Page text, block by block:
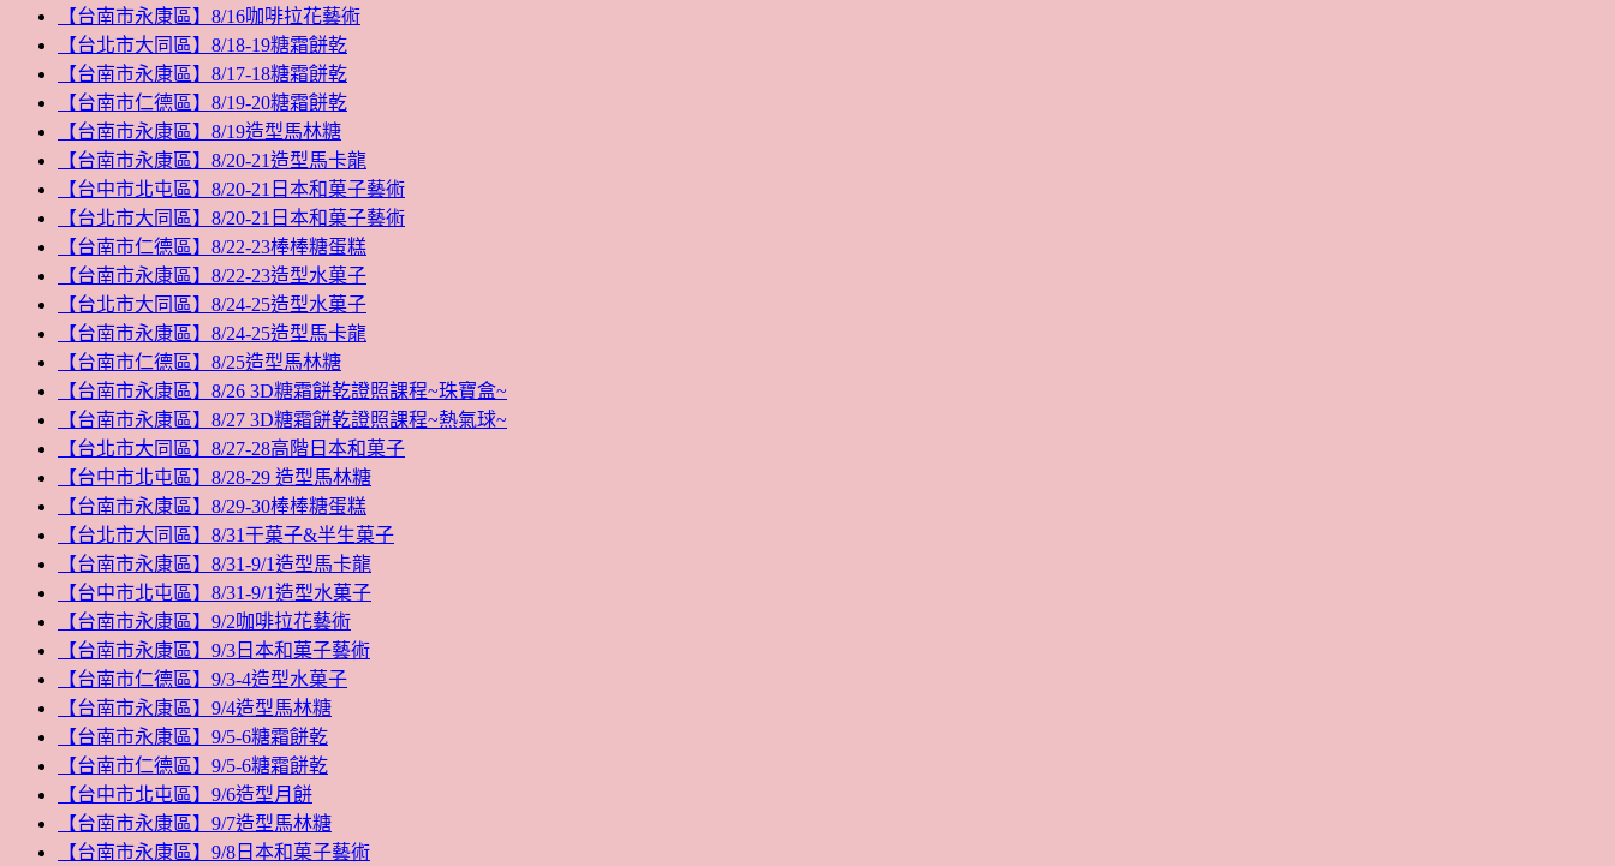
【台南市永康區】8/16咖啡拉花藝術
【台北市大同區】8/18-19糖霜餅乾
【台南市永康區】8/17-18糖霜餅乾
【台南市仁德區】8/19-20糖霜餅乾
【台南市永康區】8/19造型馬林糖
【台南市永康區】8/20-21造型馬卡龍
【台中市北屯區】8/20-21日本和菓子藝術
【台北市大同區】8/20-21日本和菓子藝術
【台南市仁德區】8/22-23棒棒糖蛋糕
【台南市永康區】8/22-23造型水菓子
【台北市大同區】8/24-25造型水菓子
【台南市永康區】8/24-25造型馬卡龍
【台南市仁德區】8/25造型馬林糖
【台南市永康區】8/26 3D糖霜餅乾證照課程~珠寶盒~
【台南市永康區】8/27 3D糖霜餅乾證照課程~熱氣球~
【台北市大同區】8/27-28高階日本和菓子
【台中市北屯區】8/28-29 造型馬林糖
【台南市永康區】8/29-30棒棒糖蛋糕
【台北市大同區】8/31干菓子&半生菓子
【台南市永康區】8/31-9/1造型馬卡龍
【台中市北屯區】8/31-9/1造型水菓子
【台南市永康區】9/2咖啡拉花藝術
【台南市永康區】9/3日本和菓子藝術
【台南市仁德區】9/3-4造型水菓子
【台南市永康區】9/4造型馬林糖
【台南市永康區】9/5-6糖霜餅乾
【台南市仁德區】9/5-6糖霜餅乾
【台中市北屯區】9/6造型月餅
【台南市永康區】9/7造型馬林糖
【台南市永康區】9/8日本和菓子藝術